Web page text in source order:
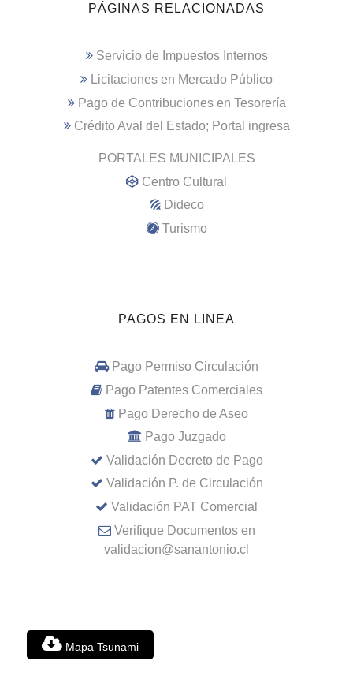
PÁGINAS RELACIONADAS
Servicio de Impuestos Internos
Licitaciones en Mercado Público
Pago de Contribuciones en Tesorería
Crédito Aval del Estado; Portal ingresa
PORTALES MUNICIPALES
Centro Cultural
Dideco
Turismo
PAGOS EN LINEA
Pago Permiso Circulación
Pago Patentes Comerciales
Pago Derecho de Aseo
Pago Juzgado
Validación Decreto de Pago
Validación P. de Circulación
Validación PAT Comercial
Verifique Documentos en
validacion@sanantonio.cl
Mapa Tsunami